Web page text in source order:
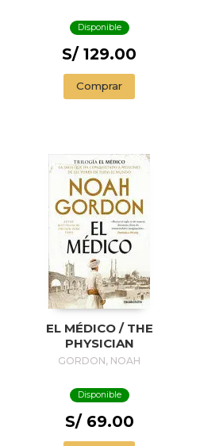
AÑOS FELICES II;
UN DIA EN LA VIDA
III
Disponible
S/ 129.00
Comprar
EL MÉDICO / THE
PHYSICIAN
GORDON, NOAH
Disponible
S/ 69.00